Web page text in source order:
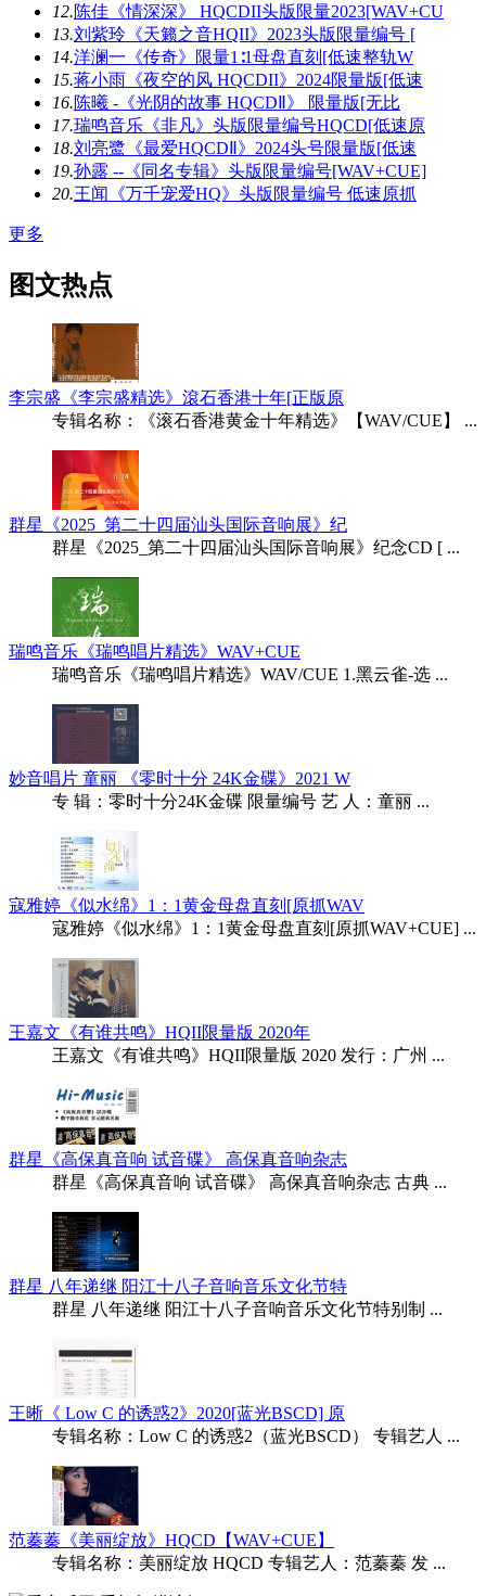
12.陈佳《情深深》 HQCDII头版限量2023[WAV+CU
13.刘紫玲《天籁之音HQII》2023头版限量编号 [
14.洋澜一《传奇》限量1∶1母盘直刻[低速整轨W
15.蒋小雨《夜空的风 HQCDII》2024限量版[低速
16.陈曦 -《光阴的故事 HQCDⅡ》 限量版[无比
17.瑞鸣音乐《非凡》头版限量编号HQCD[低速原
18.刘亮鹭《最爱HQCDⅡ》2024头号限量版[低速
19.孙露 --《同名专辑》头版限量编号[WAV+CUE]
20.王闻《万千宠爱HQ》头版限量编号 低速原抓
更多
图文热点
李宗盛《李宗盛精选》滾石香港十年[正版原
专辑名称：《滚石香港黄金十年精选》【WAV/CUE】 ...
群星《2025_第二十四届汕头国际音响展》纪
群星《2025_第二十四届汕头国际音响展》纪念CD [ ...
瑞鸣音乐《瑞鸣唱片精选》WAV+CUE
瑞鸣音乐《瑞鸣唱片精选》WAV/CUE 1.黑云雀-选 ...
妙音唱片 童丽 《零时十分 24K金碟》2021 W
专 辑：零时十分24K金碟 限量编号 艺 人：童丽 ...
寇雅婷《似水绵》1：1黄金母盘直刻[原抓WAV
寇雅婷《似水绵》1：1黄金母盘直刻[原抓WAV+CUE] ...
王嘉文《有谁共鸣》HQII限量版 2020年
王嘉文《有谁共鸣》HQII限量版 2020 发行：广州 ...
群星《高保真音响 试音碟》 高保真音响杂志
群星《高保真音响 试音碟》 高保真音响杂志 古典 ...
群星 八年递继 阳江十八子音响音乐文化节特
群星 八年递继 阳江十八子音响音乐文化节特别制 ...
王晰《 Low C 的诱惑2》2020[蓝光BSCD] 原
专辑名称：Low C 的诱惑2（蓝光BSCD） 专辑艺人 ...
范蓁蓁《美丽绽放》HQCD【WAV+CUE】
专辑名称：美丽绽放 HQCD 专辑艺人：范蓁蓁 发 ...